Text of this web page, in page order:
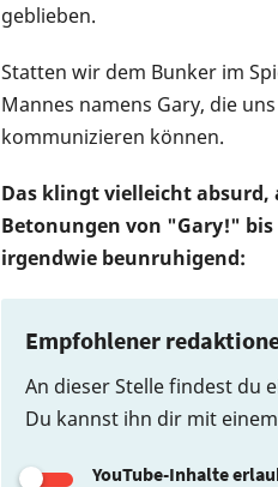
geblieben.
Statten wir dem Bunker im
Mannes namens Gary, die
kommunizieren können.
Das klingt vielleicht absurd,
Betonungen von "Gary!"
irgendwie beunruhigend:
Empfohlener
An dieser Stelle findest du
Du kannst ihn dir mit
YouTube-Inhalte